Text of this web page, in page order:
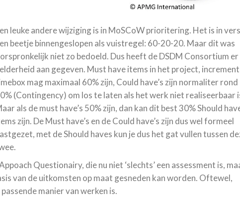
leuke andere wijziging is in MoSCoW prioritering. Het is in
beetje binnengeslopen als vuistregel: 60-20-20. Maar dit was
niet zo bedoeld. Dus heeft de DSDM Consortium er
aan gegeven. Must have items in het project,
mag maximaal 60% zijn, Could have’s zijn normaliter rond
(Contingency) om los te laten als het werk niet realiseerbaar
als de must have’s 50% zijn, dan kan dit best 30% Should
zijn. De Must have’s en de Could have’s zijn dus wel formeel
met de Should haves kun je dus het gat vullen tussen
Questionairy, die nu niet ‘slechts’ een assessment is,
van de uitkomsten op maat gesneden kan worden. Oftewel,
manier van werken is.